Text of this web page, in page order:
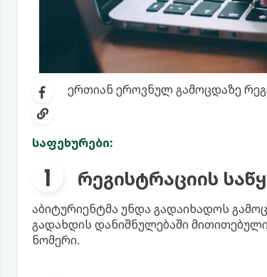
ერთიან ეროვნულ გამოცდაზე
საფეხურები:
რეგისტრაციის
აბიტურიენტმა უნდა გადაიხადოს
გადახდის დანიშნულებაში
ნომერი.